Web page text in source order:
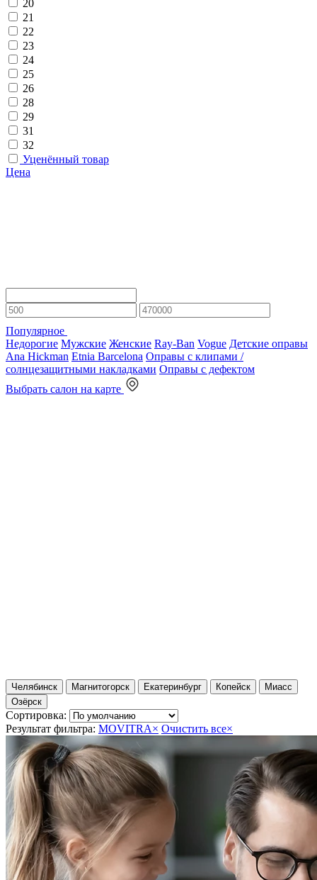
20
21
22
23
24
25
26
28
29
31
32
Уценённый товар
Цена
Популярное
Недорогие Мужские Женские Ray-Ban Vogue Детские оправы
Ana Hickman Etnia Barcelona Оправы с клипами /
солнцезащитными накладками Оправы с дефектом
Выбрать салон на карте
Челябинск Магнитогорск Екатеринбург Копейск
Миасс
Озёрск
Сортировка:
Результат фильтра: MOVITRA× Очистить все×